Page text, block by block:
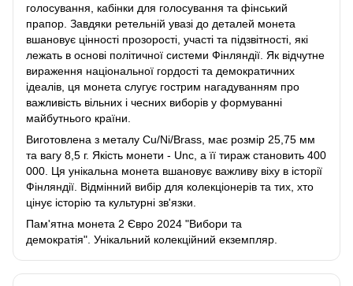
голосування, кабінки для голосування та фінський
прапор. Завдяки ретельній увазі до деталей монета
вшановує цінності прозорості, участі та підзвітності, які
лежать в основі політичної системи Фінляндії. Як відчутне
вираження національної гордості та демократичних
ідеалів, ця монета слугує гострим нагадуванням про
важливість вільних і чесних виборів у формуванні
майбутнього країни.
Виготовлена з металу Cu/Ni/Brass, має розмір 25,75 мм
та вагу 8,5 г. Якість монети - Unc, а її тираж становить 400
000. Ця унікальна монета вшановує важливу віху в історії
Фінляндії. Відмінний вибір для колекціонерів та тих, хто
цінує історію та культурні зв'язки.
Пам'ятна монета 2 Євро 2024 "Вибори та
демократія". Унікальний колекційний екземпляр.